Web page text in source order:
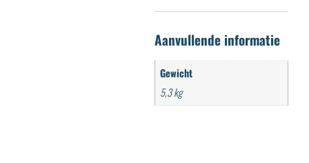
Aanvullende informatie
Gewicht
5,3 kg